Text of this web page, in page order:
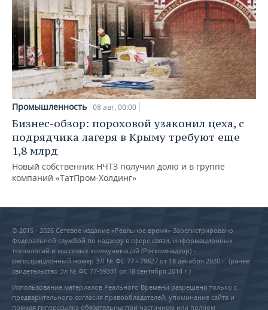
Промышленность 08 авг, 00:00
Бизнес-обзор: пороховой узаконил цеха, с
подрядчика лагеря в Крыму требуют еще
1,8 млрд
Новый собственник НЧТЗ получил долю и в группе
компаний «ТатПром-Холдинг»
© 2015 - 2026 Сетевое издание «Реальное время» Зарегистрировано
Федеральной службой по надзору в сфере связи, информационных
технологий и массовых коммуникаций (Роскомнадзор) –
регистрационный номер ЭЛ № ФС 77 - 79627 от 18 декабря 2020 г. (ранее
свидетельство Эл № ФС 77-59331 от 18 сентября 2014 г.)
Использование материалов Реального Времени разрешено только с
предварительного согласия правообладателей, упоминание сайта и
прямая гиперссылка обязательны при частичном или полном